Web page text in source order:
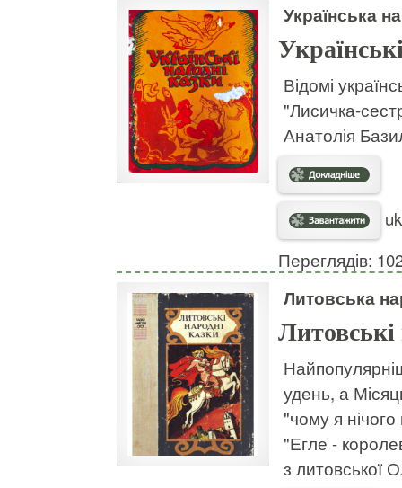
Українська
Відомі
"Лисичка-
Анатолія
Переглядів:
Литовська
Литовські
удень, а
"чому я
"Егле -
з литовської